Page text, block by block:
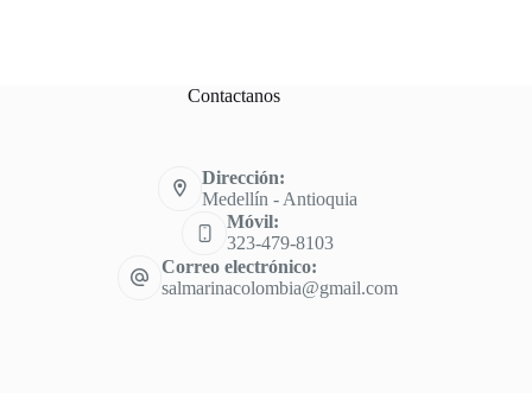
Contactanos
Dirección:
Medellín - Antioquia
Móvil:
323-479-8103
Correo electrónico:
salmarinacolombia@gmail.com